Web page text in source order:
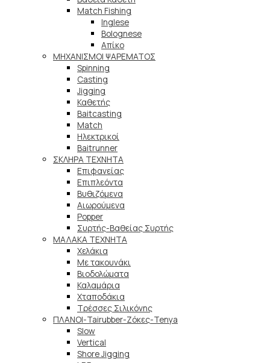
Match Fishing
Inglese
Bolognese
Απίκο
ΜΗΧΑΝΙΣΜΟΙ ΨΑΡΕΜΑΤΟΣ
Spinning
Casting
Jigging
Καθετής
Baitcasting
Match
Ηλεκτρικοί
Baitrunner
ΣΚΛΗΡΑ ΤΕΧΝΗΤΑ
Επιφανείας
Επιπλεόντα
Βυθιζόμενα
Αιωρούμενα
Popper
Συρτής-Βαθείας Συρτής
ΜΑΛΑΚΑ TEXNHTA
Χελάκια
Με τακουνάκι
Βιοδολώματα
Καλαμάρια
Χταποδάκια
Τρέσσες Σιλικόνης
ΠΛΑΝΟΙ-Tairubber-Ζόκες-Tenya
Slow
Vertical
Shore Jigging